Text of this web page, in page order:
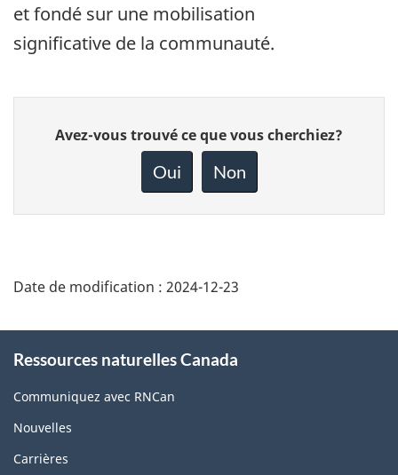
et fondé sur une mobilisation
significative de la communauté.
Donnez
votre
page
Avez-vous trouvé ce que vous cherchiez?
Oui Non
Date de modification : 2024-12-23
this
site
Ressources naturelles Canada
Communiquez avec RNCan
Nouvelles
Carrières